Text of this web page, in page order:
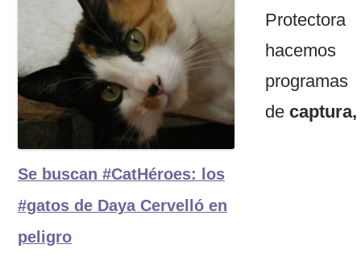
Se buscan #CatHéroes: los
#gatos de Daya Cervelló en
peligro
Protectora
hacemos
programas
de captura,